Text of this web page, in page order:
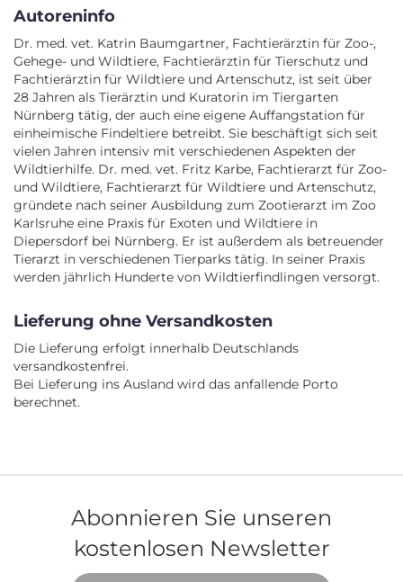
Autoreninfo
Dr. med. vet. Katrin Baumgartner, Fachtierärztin für Zoo-,
Gehege- und Wildtiere, Fachtierärztin für Tierschutz und
Fachtierärztin für Wildtiere und Artenschutz, ist seit über
28 Jahren als Tierärztin und Kuratorin im Tiergarten
Nürnberg tätig, der auch eine eigene Auffangstation für
einheimische Findeltiere betreibt. Sie beschäftigt sich seit
vielen Jahren intensiv mit verschiedenen Aspekten der
Wildtierhilfe. Dr. med. vet. Fritz Karbe, Fachtierarzt für Zoo-
und Wildtiere, Fachtierarzt für Wildtiere und Artenschutz,
gründete nach seiner Ausbildung zum Zootierarzt im Zoo
Karlsruhe eine Praxis für Exoten und Wildtiere in
Diepersdorf bei Nürnberg. Er ist außerdem als betreuender
Tierarzt in verschiedenen Tierparks tätig. In seiner Praxis
werden jährlich Hunderte von Wildtierfindlingen versorgt.
Lieferung ohne Versandkosten
Die Lieferung erfolgt innerhalb Deutschlands
versandkostenfrei.
Bei Lieferung ins Ausland wird das anfallende Porto
berechnet.
Abonnieren Sie unseren
kostenlosen Newsletter